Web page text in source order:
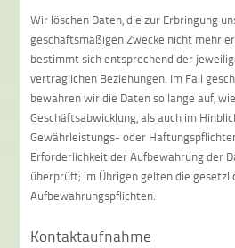
Wir löschen Daten, die zur Erbringung
geschäftsmäßigen Zwecke nicht mehr
bestimmt sich entsprechend der
vertraglichen Beziehungen. Im Fall
bewahren wir die Daten so lange auf,
Geschäftsabwicklung, als auch im
Gewährleistungs- oder
Erforderlichkeit der Aufbewahrung der
überprüft; im Übrigen gelten die
Aufbewahrungspflichten.
Kontaktaufnahme